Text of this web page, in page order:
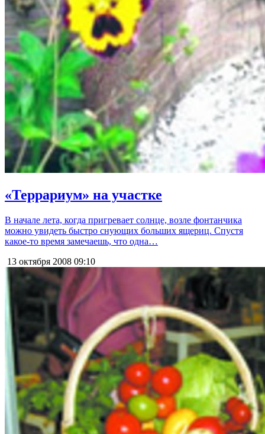
«Террариум» на участке
В начале лета, когда пригревает солнце, возле фонтанчика
можно увидеть быстро снующих больших ящериц. Спустя
какое-то время замечаешь, что одна…
13 октября 2008 09:10